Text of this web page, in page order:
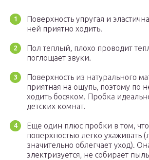
Поверхность упругая и
ней приятно ходить.
Пол теплый, плохо проводит
поглощает звуки.
Поверхность из натурального
приятная на ощупь, поэтому по
ходить босяком. Пробка
детских комнат.
Еще один плюс пробки в том, что
поверхностью легко ухаживать
значительно облегчает уход).
электризуется, не собирает